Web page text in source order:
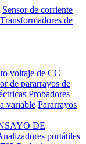
Sensor de corriente
Transformadores de
voltaje de CC
de pararrayos de
Probadores
variable Pararrayos
DE
portátiles